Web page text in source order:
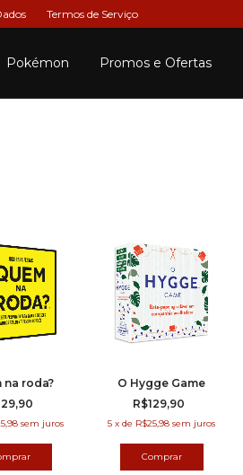
Termos de Serviço
Pokémon Promos e Ofertas
na roda?
sem juros
O Hygge Game
R$129,90
5 x de R$25,98 sem juros